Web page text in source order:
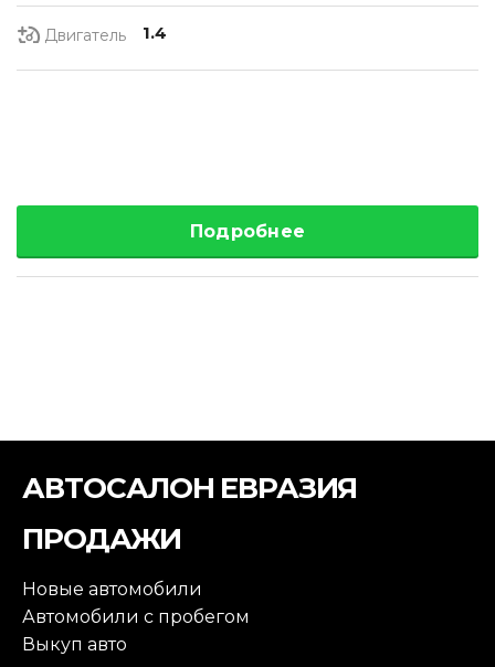
Двигатель 1.4
Подробнее
АВТОСАЛОН ЕВРАЗИЯ
ПРОДАЖИ
Новые автомобили
Автомобили с пробегом
Выкуп авто